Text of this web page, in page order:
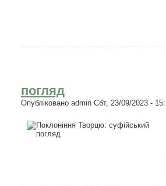
погляд
Опубліковано adminСбт, 23/09/2023 -